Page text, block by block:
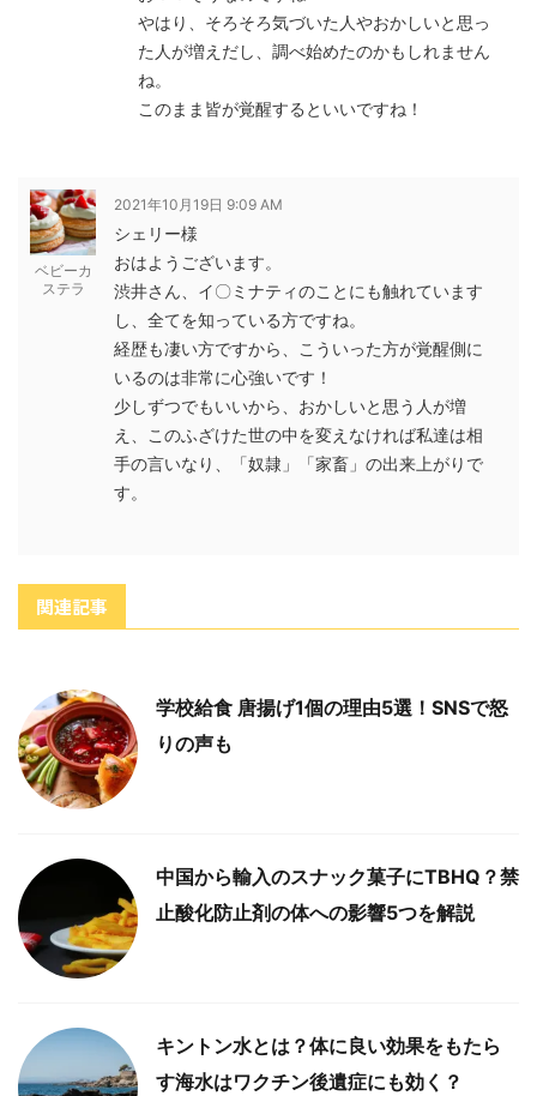
やはり、そろそろ気づいた人やおかしいと思っ
た人が増えだし、調べ始めたのかもしれません
ね。
このまま皆が覚醒するといいですね！
ベビーカ
ステラ
2021年10月19日 9:09 AM
シェリー様
おはようございます。
渋井さん、イ〇ミナティのことにも触れています
し、全てを知っている方ですね。
経歴も凄い方ですから、こういった方が覚醒側に
いるのは非常に心強いです！
少しずつでもいいから、おかしいと思う人が増
え、このふざけた世の中を変えなければ私達は相
手の言いなり、「奴隷」「家畜」の出来上がりで
す。
関連記事
学校給食 唐揚げ1個の理由5選！SNSで怒
りの声も
中国から輸入のスナック菓子にTBHQ？禁
止酸化防止剤の体への影響5つを解説
キントン水とは？体に良い効果をもたら
す海水はワクチン後遺症にも効く？